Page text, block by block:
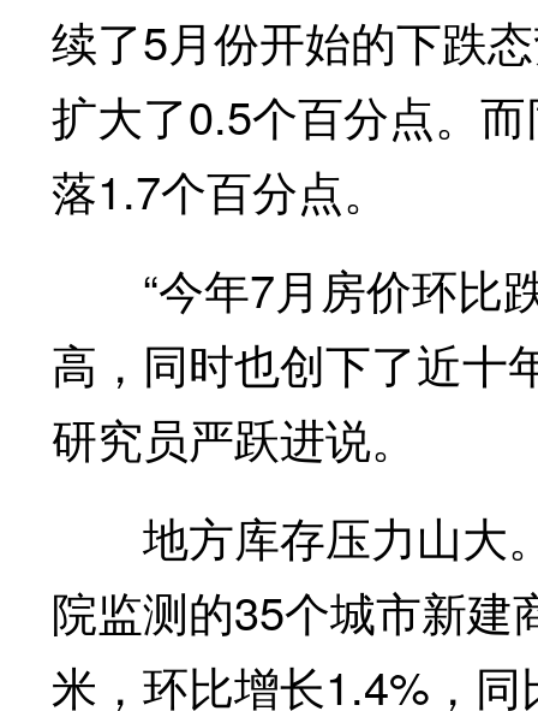
续了5月份开始的下跌
扩大了0.5个百分点。
落1.7个百分点。
“今年7月房价环比
高，同时也创下了近十
研究员严跃进说。
地方库存压力山大
院监测的35个城市新建
米，环比增长1.4%，